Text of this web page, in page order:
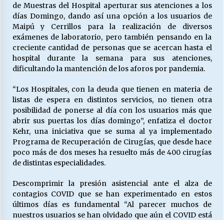
MUNICIPALIDADES, HONORARIOS, DESPIDOS
28/05/2026
Releyendo la Rerum Novarum a 135 años. “La
cuestión social hoy”.
16/05/2026
S.O.S. a los ricos, Save Our Souls (Salvar
Nuestras Almas)
30/04/2026
¿Asesores con doble sueldo?
18/04/2026
Chile y sus segmentos de la riqueza
06/04/2026
de Muestras del Hospital aperturar sus atenciones a los
días Domingo, dando así una opción a los usuarios de
Maipú y Cerrillos para la realización de diversos
exámenes de laboratorio, pero también pensando en la
creciente cantidad de personas que se acercan hasta el
hospital durante la semana para sus atenciones,
dificultando la mantención de los aforos por pandemia.
“Los Hospitales, con la deuda que tienen en materia de
listas de espera en distintos servicios, no tienen otra
posibilidad de ponerse al día con los usuarios más que
abrir sus puertas los días domingo”, enfatiza el doctor
Kehr, una iniciativa que se suma al ya implementado
Programa de Recuperación de Cirugías, que desde hace
poco más de dos meses ha resuelto más de 400 cirugías
de distintas especialidades.
Descomprimir la presión asistencial ante el alza de
contagios COVID que se han experimentado en estos
últimos días es fundamental “Al parecer muchos de
nuestros usuarios se han olvidado que aún el COVID está